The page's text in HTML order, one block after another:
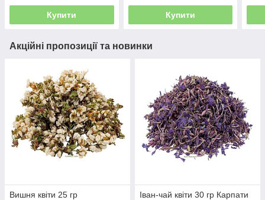
Купити Купити
Акційні пропозиції та новинки
Вишня квіти 25 гр
Іван-чай квіти 30 гр Карпати